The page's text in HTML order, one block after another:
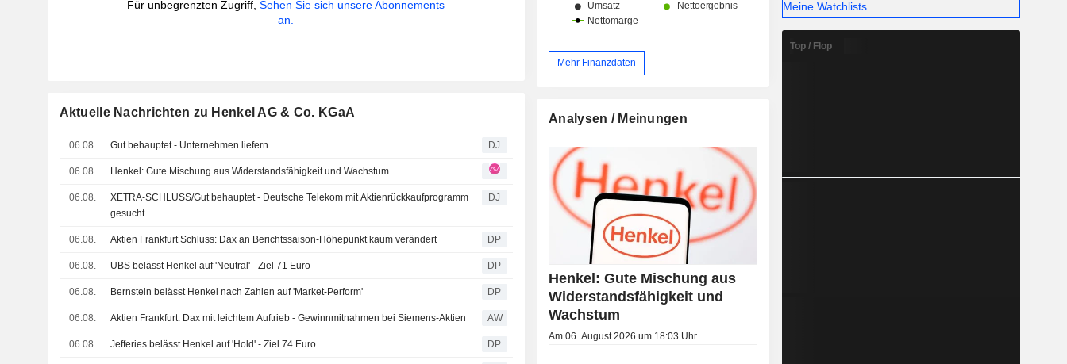
Für unbegrenzten Zugriff,Sehen Sie sich unsere Abonnements
an.
Aktuelle Nachrichten zu Henkel AG & Co. KGaA
06.08. Gut behauptet - Unternehmen liefern DJ
06.08. Henkel: Gute Mischung aus Widerstandsfähigkeit und Wachstum
06.08.
XETRA-SCHLUSS/Gut behauptet - Deutsche Telekom mit Aktienrückkaufprogramm
gesucht
DJ
06.08. Aktien Frankfurt Schluss: Dax an Berichtssaison-Höhepunkt kaum verändert DP
06.08. UBS belässt Henkel auf 'Neutral' - Ziel 71 Euro DP
06.08. Bernstein belässt Henkel nach Zahlen auf 'Market-Perform' DP
06.08. Aktien Frankfurt: Dax mit leichtem Auftrieb - Gewinnmitnahmen bei Siemens-Aktien AW
06.08. Jefferies belässt Henkel auf 'Hold' - Ziel 74 Euro DP
Mehr Finanzdaten
Analysen / Meinungen
Henkel: Gute Mischung aus
Widerstandsfähigkeit und
Wachstum
Am 06. August 2026 um 18:03 Uhr
Meine Watchlists
Top / Flop